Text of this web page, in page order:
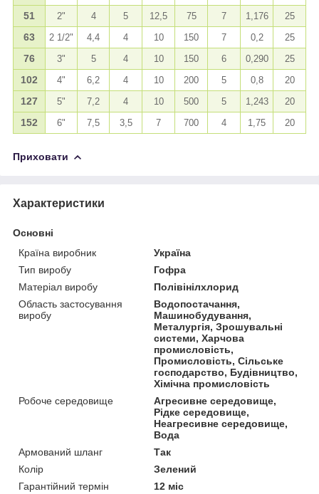
51 2" 4 5 12,5 75 7 1,176 25
63 2 1/2" 4,4 4 10 150 7 0,2 25
76 3" 5 4 10 150 6 0,290 25
102 4" 6,2 4 10 200 5 0,8 20
127 5" 7,2 4 10 500 5 1,243 20
152 6" 7,5 3,5 7 700 4 1,75 20
Приховати
Характеристики
Основні
Країна виробник
Україна
Тип виробу
Гофра
Матеріал виробу
Полівінілхлорид
Область застосування
виробу
Водопостачання,
Машинобудування,
Металургія, Зрошувальні
системи, Харчова
промисловість,
Промисловість, Сільське
господарство, Будівництво,
Хімічна промисловість
Робоче середовище
Агресивне середовище,
Рідке середовище,
Неагресивне середовище,
Вода
Армований шланг
Так
Колір
Зелений
Гарантійний термін
12 міс